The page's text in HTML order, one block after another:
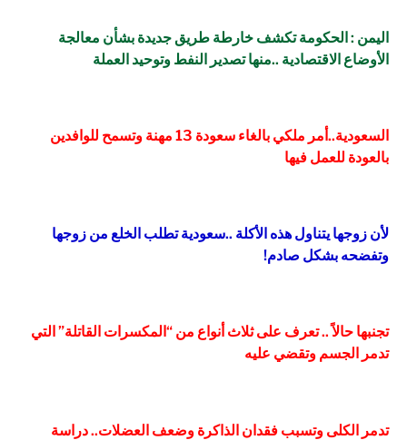
اليمن : الحكومة تكشف خارطة طريق جديدة بشأن معالجة
الأوضاع الاقتصادية ..منها تصدير النفط وتوحيد العملة
السعودية..أمر ملكي بالغاء سعودة 13 مهنة وتسمح للوافدين
بالعودة للعمل فيها
لأن زوجها يتناول هذه الأكلة ..سعودية تطلب الخلع من زوجها
وتفضحه بشكل صادم!
تجنبها حالاً .. تعرف على ثلاث أنواع من “المكسرات القاتلة” التي
تدمر الجسم وتقضي عليه
تدمر الكلى وتسبب فقدان الذاكرة وضعف العضلات.. دراسة